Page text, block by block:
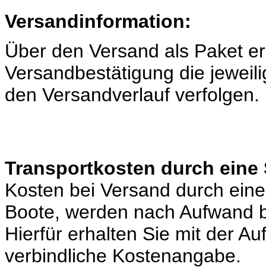
Versandinformation:
Über den Versand als Paket
Versandbestätigung die
den Versandverlauf verfolgen.
Transportkosten durch eine
Kosten bei Versand durch
Boote, werden nach Aufwand
Hierfür erhalten Sie mit der
verbindliche Kostenangabe.